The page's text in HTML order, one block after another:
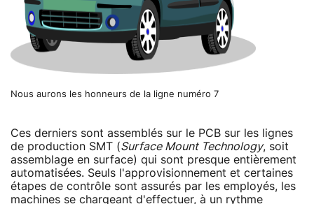
Nous aurons les honneurs de la ligne numéro 7
Ces derniers sont assemblés sur le PCB sur les lignes
de production SMT (Surface Mount Technology, soit
assemblage en surface) qui sont presque entièrement
automatisées. Seuls l'approvisionnement et certaines
étapes de contrôle sont assurés par les employés, les
machines se chargeant d'effectuer, à un rythme